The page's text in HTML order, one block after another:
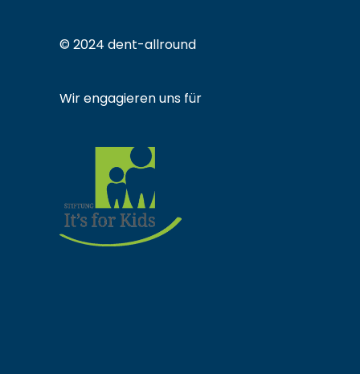
© 2024 dent-allround
Wir engagieren uns für